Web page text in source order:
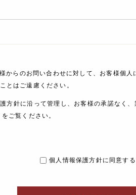
からのお問い合わせに対して、お客様個
とはご遠慮ください。
方針に沿って管理し、お客様の承諾なく
ご覧ください。
個人情報保護方針に同意する